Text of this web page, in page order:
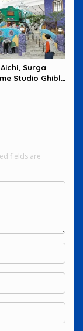
Surga
Studio Ghibli
fields are